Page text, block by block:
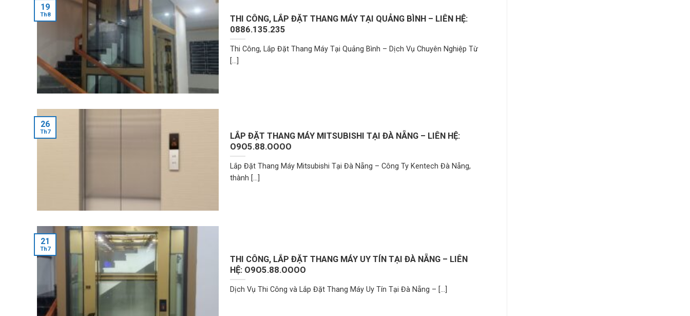
THI CÔNG, LẮP ĐẶT THANG MÁY TẠI QUẢNG BÌNH – LIÊN HỆ:
0886.135.235
Thi Công, Lắp Đặt Thang Máy Tại Quảng Bình – Dịch Vụ Chuyên Nghiệp Từ
[...]
19
Th8
LẮP ĐẶT THANG MÁY MITSUBISHI TẠI ĐÀ NẴNG – LIÊN HỆ:
O9O5.88.OOOO
Lắp Đặt Thang Máy Mitsubishi Tại Đà Nẵng – Công Ty Kentech Đà Nẵng,
thành [...]
26
Th7
THI CÔNG, LẮP ĐẶT THANG MÁY UY TÍN TẠI ĐÀ NẴNG – LIÊN
HỆ: O9O5.88.OOOO
Dịch Vụ Thi Công và Lắp Đặt Thang Máy Uy Tín Tại Đà Nẵng – [...]
21
Th7